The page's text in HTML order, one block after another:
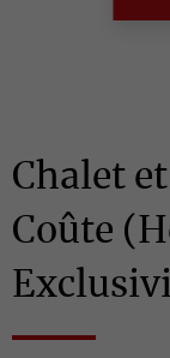
Chalet
Coûte